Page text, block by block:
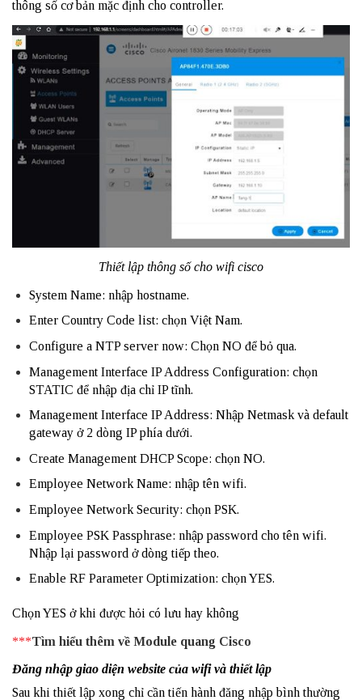
thông số cơ bản mặc định cho controller.
Thiết lập thông số cho wifi cisco
System Name: nhập hostname.
Enter Country Code list: chọn Việt Nam.
Configure a NTP server now: Chọn NO để bỏ qua.
Management Interface IP Address Configuration: chọn
STATIC để nhập địa chỉ IP tĩnh.
Management Interface IP Address: Nhập Netmask và default
gateway ở 2 dòng IP phía dưới.
Create Management DHCP Scope: chọn NO.
Employee Network Name: nhập tên wifi.
Employee Network Security: chọn PSK.
Employee PSK Passphrase: nhập password cho tên wifi.
Nhập lại password ở dòng tiếp theo.
Enable RF Parameter Optimization: chọn YES.
Chọn YES ở khi được hỏi có lưu hay không
***Tìm hiểu thêm về Module quang Cisco
Đăng nhập giao diện website của wifi và thiết lập
Sau khi thiết lập xong chỉ cần tiến hành đăng nhập bình thường